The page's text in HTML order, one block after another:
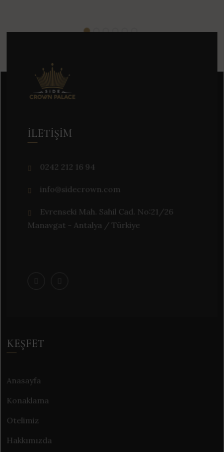
İLETIŞIM
0242 212 16 94
info@sidecrown.com
Evrenseki Mah. Sahil Cad. No:21/26
Manavgat - Antalya / Türkiye
KEŞFET
Anasayfa
Konaklama
Otelimiz
Hakkımızda